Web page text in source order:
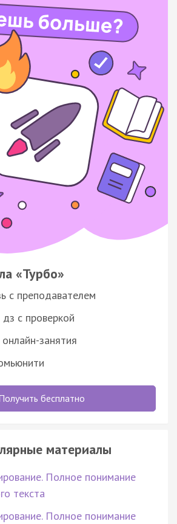
«Турбо»
с преподавателем
с проверкой
занятия
бесплатно
материалы
Полное понимание
текста
Полное понимание